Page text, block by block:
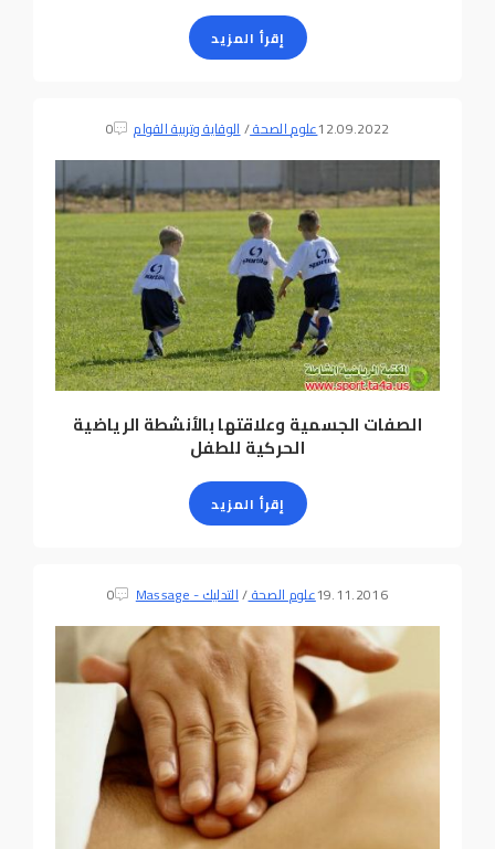
إقرأ المزيد
12.09.2022علوم الصحة/الوقاية وتربية القوام 0
الصفات الجسمية وعلاقتها بالأنشطة الرياضية
الحركية للطفل
إقرأ المزيد
19.11.2016علوم الصحة/التدليك - Massage 0